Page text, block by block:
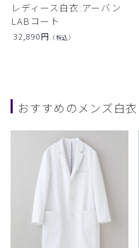
レディース白衣:アーバン
LABコート
32,890円 （税込）
おすすめのメンズ白衣